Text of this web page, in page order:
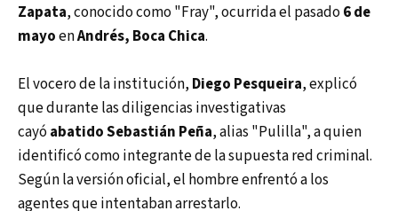
Zapata, conocido como "Fray", ocurrida el pasado6 de
mayoenAndrés, Boca Chica.
El vocero de la institución, Diego Pesqueira, explicó
que durante las diligencias investigativas
cayóabatidoSebastián Peña, alias "Pulilla", a quien
identificó como integrante de la supuesta red criminal.
Según la versión oficial, el hombre enfrentó a los
agentes que intentaban arrestarlo.